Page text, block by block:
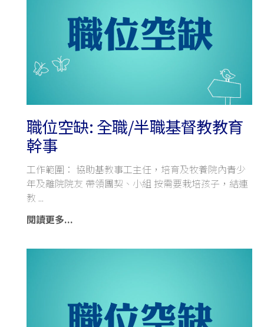
職位空缺: 全職/半職基督教教育
幹事
工作範圍： 協助基教事工主任，培育及牧養院內青少
年及離院院友 帶領團契、小組 按需要栽培孩子，結連
教
閱讀更多...